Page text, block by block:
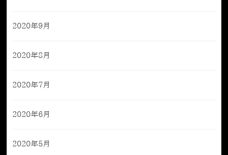
2020年9月
2020年8月
2020年7月
2020年6月
2020年5月